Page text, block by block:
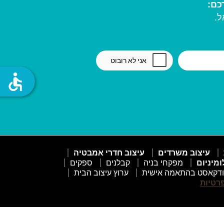
עיצוב משרדים
עיצוב חדרי אמבטיה
מפקחי בניה קבלנים
ספקים
בהתאמה אישית
ערוץ עיצוב הבית
accessible